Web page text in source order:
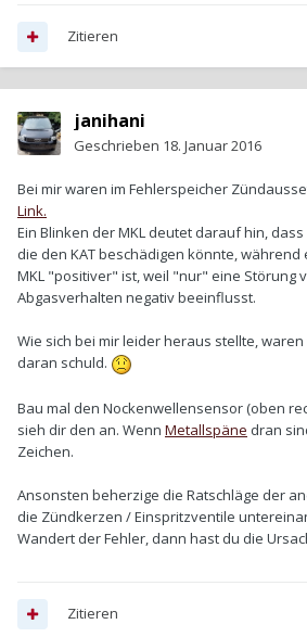
Zitieren
janihani
Geschrieben 18. Januar 2016
Bei mir waren im Fehlerspeicher
Link.
Ein Blinken der MKL deutet darauf hin,
die den KAT beschädigen könnte,
MKL "positiver" ist, weil "nur" eine Störung
Abgasverhalten negativ beeinflusst.
Wie sich bei mir leider heraus stellte, waren
daran schuld.
Bau mal den Nockenwellensensor (oben
sieh dir den an. Wenn Metallspäne dran
Zeichen.
Ansonsten beherzige die Ratschläge der
die Zündkerzen / Einspritzventile
Wandert der Fehler, dann hast du die
Zitieren